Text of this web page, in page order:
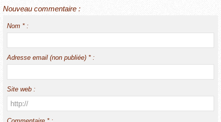
Nouveau commentaire :
Nom * :
Adresse email (non publiée) * :
Site web :